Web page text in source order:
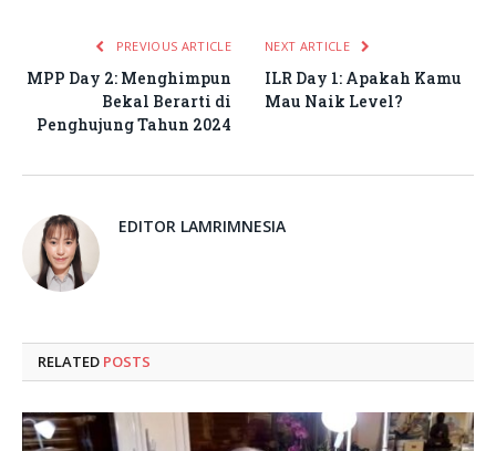
PREVIOUS ARTICLE
MPP Day 2: Menghimpun
Bekal Berarti di
Penghujung Tahun 2024
NEXT ARTICLE
ILR Day 1: Apakah Kamu
Mau Naik Level?
EDITOR LAMRIMNESIA
RELATED POSTS